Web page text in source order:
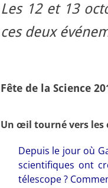
Les 12 et 13
ces deux
Fête de la Science
Un œil tourné vers les
Depuis le jour où
scientifiques ont
télescope ?